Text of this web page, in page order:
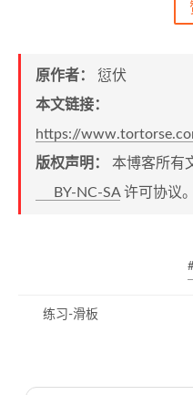
原作者： 愆伏
本文链接：
https://
版权声明： 本博客所有
BY-NC-SA许可协议
练习-滑板